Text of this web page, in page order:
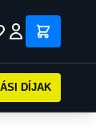
DÍJAK